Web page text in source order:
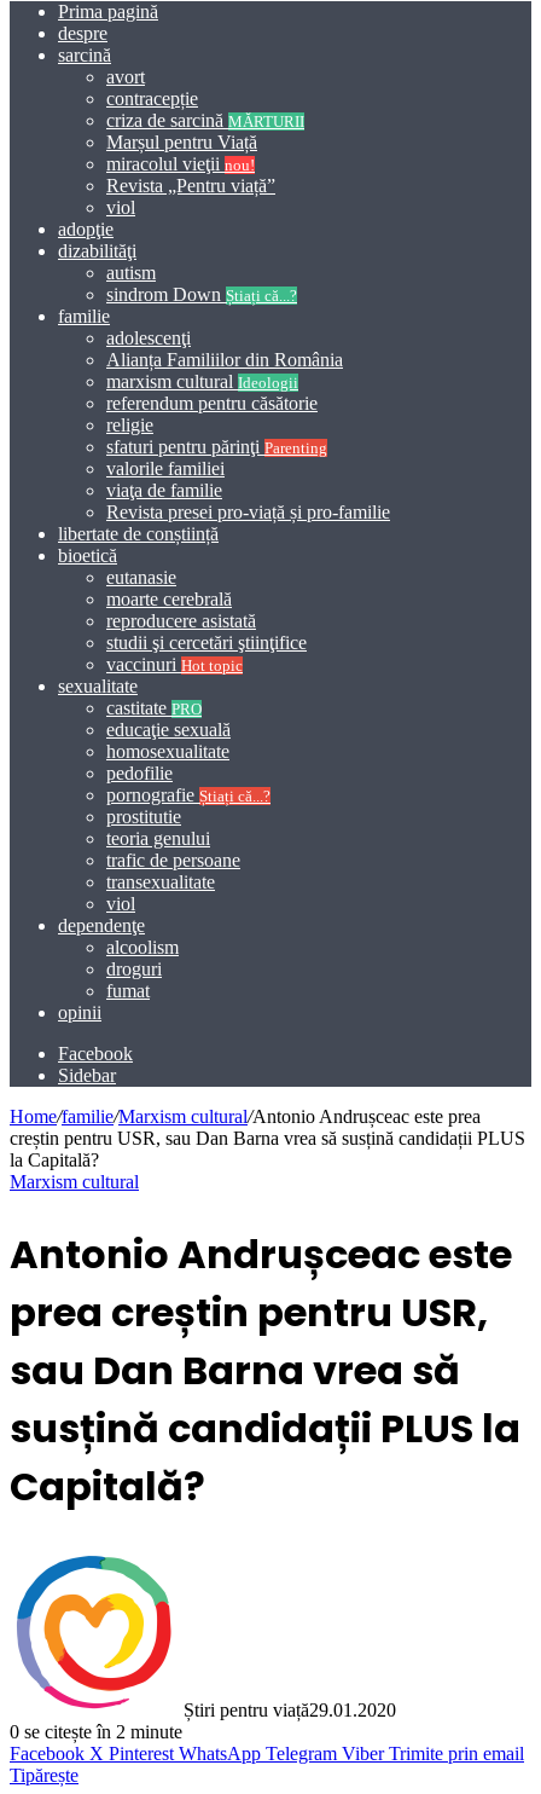
Prima pagină
despre
sarcină
avort
contracepție
criza de sarcină MĂRTURII
Marșul pentru Viață
miracolul vieţii nou!
Revista „Pentru viață”
viol
adopţie
dizabilităţi
autism
sindrom Down Știați că...?
familie
adolescenţi
Alianța Familiilor din România
marxism cultural Ideologii
referendum pentru căsătorie
religie
sfaturi pentru părinţi Parenting
valorile familiei
viaţa de familie
Revista presei pro-viață și pro-familie
libertate de conștiință
bioetică
eutanasie
moarte cerebrală
reproducere asistată
studii şi cercetări ştiinţifice
vaccinuri Hot topic
sexualitate
castitate PRO
educaţie sexuală
homosexualitate
pedofilie
pornografie Știați că...?
prostitutie
teoria genului
trafic de persoane
transexualitate
viol
dependenţe
alcoolism
droguri
fumat
opinii
Facebook
Sidebar
Home/familie/Marxism cultural/Antonio Andrușceac este prea
creștin pentru USR, sau Dan Barna vrea să susțină candidații PLUS
la Capitală?
Marxism cultural
Antonio Andrușceac este
prea creștin pentru USR,
sau Dan Barna vrea să
susțină candidații PLUS la
Capitală?
Știri pentru viață29.01.2020
0 se citește în 2 minute
Facebook X Pinterest WhatsApp Telegram Viber Trimite prin email
Tipărește